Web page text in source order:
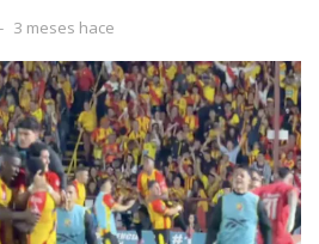
3 meses hace